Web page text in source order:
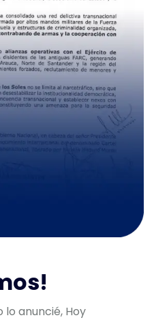
anuncié, Hoy